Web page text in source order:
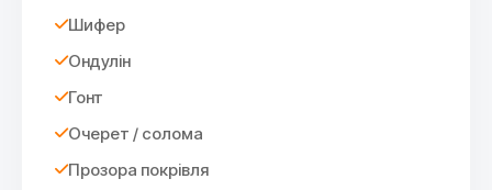
Шифер
Ондулін
Гонт
Очерет / солома
Прозора покрівля